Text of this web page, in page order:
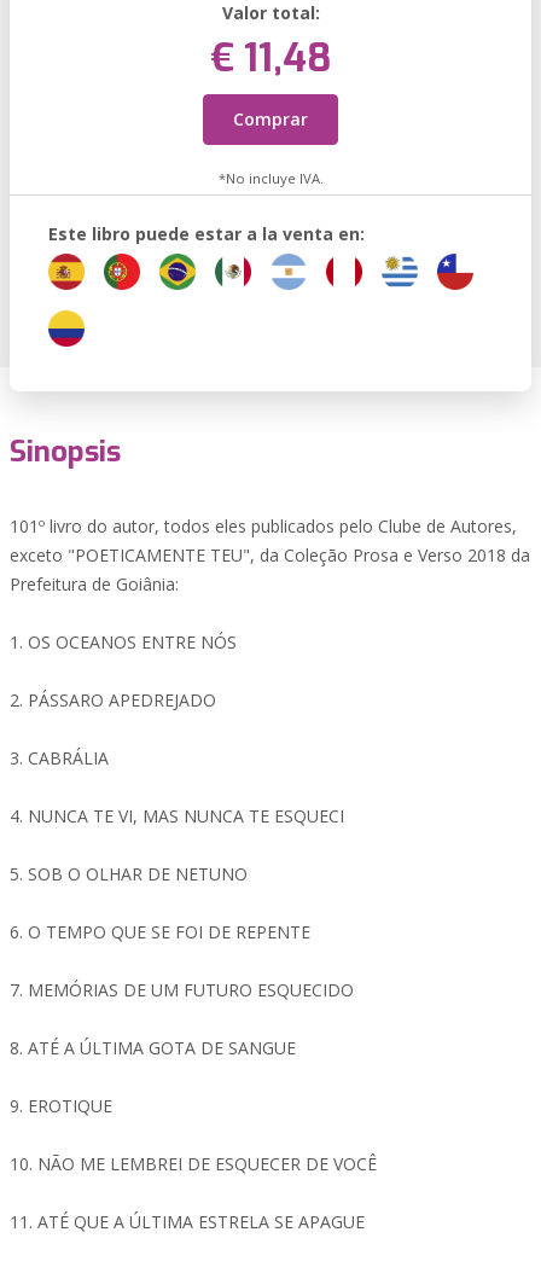
Valor total:
€ 11,48
Comprar
*No incluye IVA.
Este libro puede estar a la venta en:
Sinopsis
101º livro do autor, todos eles publicados pelo Clube de Autores,
exceto "POETICAMENTE TEU", da Coleção Prosa e Verso 2018 da
Prefeitura de Goiânia:
1. OS OCEANOS ENTRE NÓS
2. PÁSSARO APEDREJADO
3. CABRÁLIA
4. NUNCA TE VI, MAS NUNCA TE ESQUECI
5. SOB O OLHAR DE NETUNO
6. O TEMPO QUE SE FOI DE REPENTE
7. MEMÓRIAS DE UM FUTURO ESQUECIDO
8. ATÉ A ÚLTIMA GOTA DE SANGUE
9. EROTIQUE
10. NÃO ME LEMBREI DE ESQUECER DE VOCÊ
11. ATÉ QUE A ÚLTIMA ESTRELA SE APAGUE